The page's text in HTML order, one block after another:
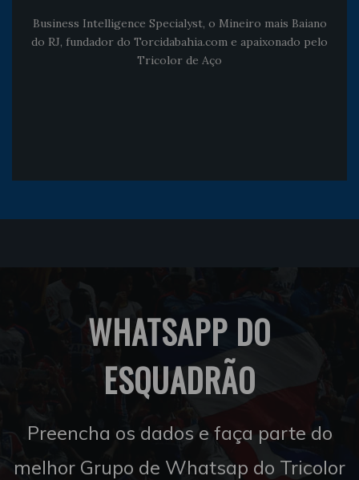
Business Intelligence Specialyst, o Mineiro mais Baiano
do RJ, fundador do Torcidabahia.com e apaixonado pelo
Tricolor de Aço
WHATSAPP DO
ESQUADRÃO
Preencha os dados e faça parte do
melhor Grupo de Whatsap do Tricolor